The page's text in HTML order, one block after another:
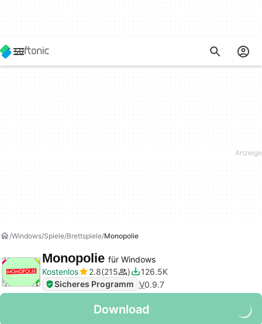
Windows Spiele Brettspiele Monopolie
Monopolie für Windows
Kostenlos
2.8 215
126.5K
Sicheres Programm V0.9.7
Download